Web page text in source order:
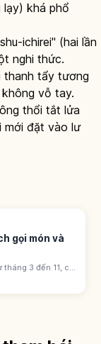
lạy) khá phổ
ichirei" (hai lần
nghi thức.
thanh tẩy tương
vỗ tay.
thổi tắt lửa
mới đặt vào lư
gọi món và
tháng 3 đến 11, có
kakigōri. Giá
thứ tự và dịch